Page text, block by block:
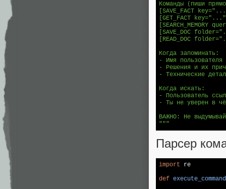
Команды (пиши
[SAVE_FACT
[GET_FACT
[SAVE_DOC
[READ_DOC
Когда запоминать:
- Имя пользователя
- Решения и их
- Технические
Когда искать:
- Пользователь
- Ты не уверен в
ВАЖНО: Не
"""
Парсер
import re
def